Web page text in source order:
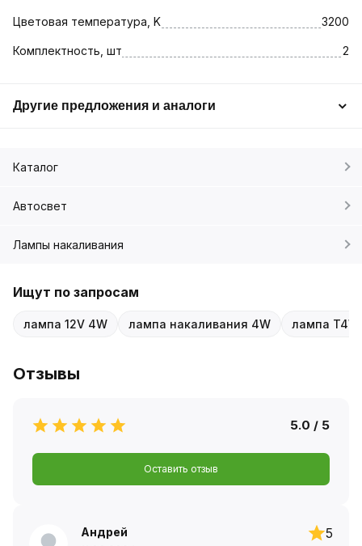
Цветовая температура, K 3200
Комплектность, шт 2
Другие предложения и аналоги
Каталог
Автосвет
Лампы накаливания
Ищут по запросам
лампа 12V 4W лампа накаливания 4W лампа T4W
Отзывы
5.0 / 5
Оставить отзыв
Андрей
5